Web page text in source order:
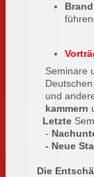
Brand
Seminare
und
kammern
Letzte
-
- Neue
Die